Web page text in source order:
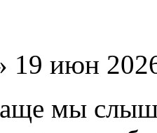
19 июн
мы